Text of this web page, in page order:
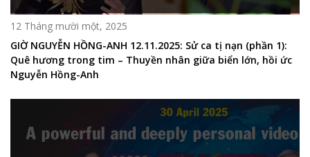
12 Tháng mười một, 2025
GIỜ NGUYỄN HỒNG-ANH 12.11.2025: Sử ca tị nạn (phần 1):
Quê hương trong tim – Thuyền nhân giữa biển lớn, hồi ức
Nguyễn Hồng-Anh